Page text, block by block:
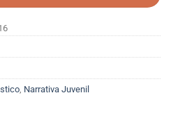
, Narrativa Juvenil